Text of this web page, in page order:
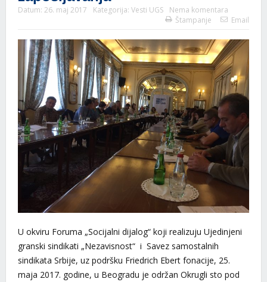
Datum: 26. maj 2017 Kategorija: Vesti UGS
Nema komentara
Štampanje
Email
U okviru Foruma „Socijalni dijalog“ koji realizuju Ujedinjeni
granski sindikati „Nezavisnost“ i Savez samostalnih
sindikata Srbije, uz podršku Friedrich Ebert fonacije, 25.
maja 2017. godine, u Beogradu je održan Okrugli sto pod